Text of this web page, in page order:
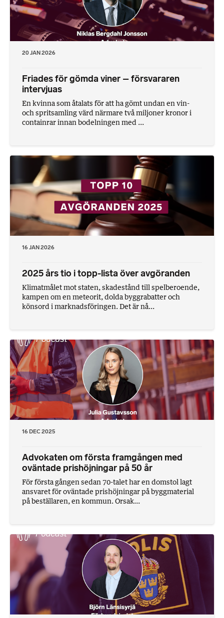
20 JAN 2026
Friades för gömda viner – försvararen
intervjuas
En kvinna som åtalats för att ha gömt undan en vin-
och spritsamling värd närmare två miljoner kronor i
containrar innan bodelningen med ...
16 JAN 2026
2025 års tio i topp-lista över avgöranden
Klimatmålet mot staten, skadestånd till spelberoende,
kampen om en meteorit, dolda byggrabatter och
könsord i marknadsföringen. Det är nå...
16 DEC 2025
Advokaten om första framgången med
oväntade prishöjningar på 50 år
För första gången sedan 70-talet har en domstol lagt
ansvaret för oväntade prishöjningar på byggmaterial
på beställaren, en kommun. Orsak...